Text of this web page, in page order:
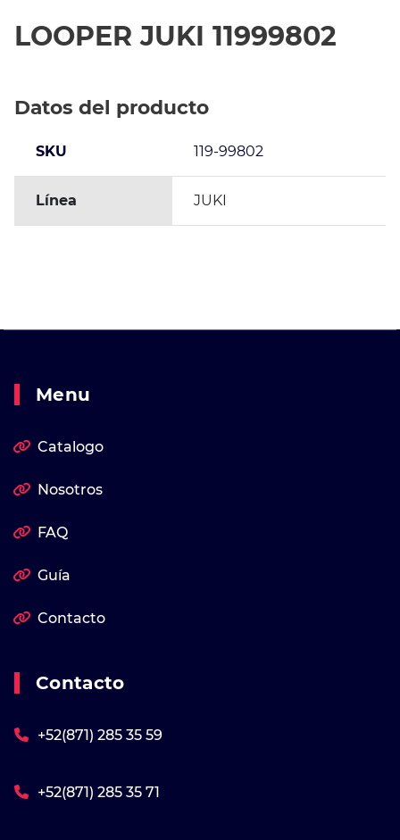
LOOPER JUKI 11999802
Datos del producto
SKU 119-99802
Línea JUKI
Menu
Catalogo
Nosotros
FAQ
Guía
Contacto
Contacto
+52(871) 285 35 59
+52(871) 285 35 71